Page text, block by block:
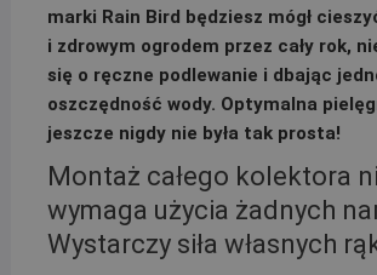
marki Rain Bird będziesz mógł
i zdrowym ogrodem przez cały rok,
się o ręczne podlewanie i dbając
oszczędność wody. Optymalna
jeszcze nigdy nie była tak prosta!
Montaż całego kolektora
wymaga użycia żadnych
Wystarczy siła własnych